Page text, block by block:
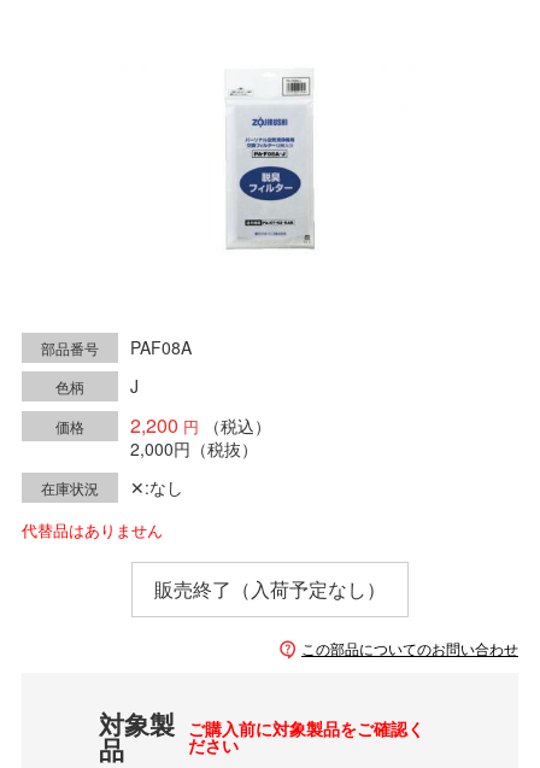
部品番号 PAF08A
色柄 J
価格 2,200
（税込）
2,000円 （税抜）
在庫状況 ✕:なし
代替品はありません
販売終了（入荷予定なし）
この部品についてのお問い合わせ
対象製
品
ご購入前に対象製品をご確認く
ださい